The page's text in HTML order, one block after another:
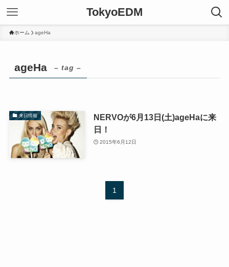
TokyoEDM
ホーム ageHa
ageHa – tag –
来日情報
NERVOが6月13日(土)ageHaに来
日！
2015年6月12日
1